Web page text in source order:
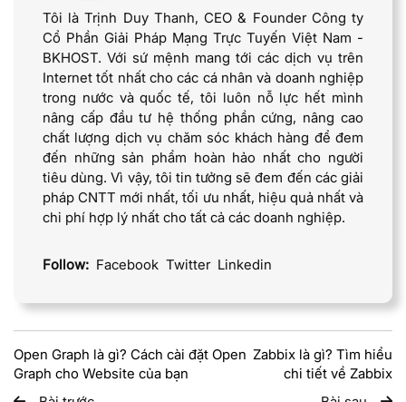
Tôi là Trịnh Duy Thanh, CEO & Founder Công ty
Cổ Phần Giải Pháp Mạng Trực Tuyến Việt Nam -
BKHOST. Với sứ mệnh mang tới các dịch vụ trên
Internet tốt nhất cho các cá nhân và doanh nghiệp
trong nước và quốc tế, tôi luôn nỗ lực hết mình
nâng cấp đầu tư hệ thống phần cứng, nâng cao
chất lượng dịch vụ chăm sóc khách hàng để đem
đến những sản phẩm hoàn hảo nhất cho người
tiêu dùng. Vì vậy, tôi tin tưởng sẽ đem đến các giải
pháp CNTT mới nhất, tối ưu nhất, hiệu quả nhất và
chi phí hợp lý nhất cho tất cả các doanh nghiệp.
Follow: Facebook Twitter Linkedin
Open Graph là gì? Cách cài đặt Open
Graph cho Website của bạn
Zabbix là gì? Tìm hiểu
chi tiết về Zabbix